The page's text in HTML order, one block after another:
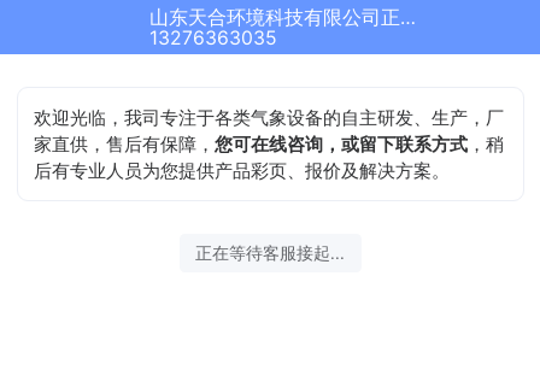
山东天合环境科技有限公司正在为您服务
13276363035
欢迎光临，我司专注于各类气象设备的自主研发、生产，厂
家直供，售后有保障，您可在线咨询，或留下联系方式 ，稍
后有专业人员为您提供产品彩页、报价及解决方案。
正在等待客服接起...